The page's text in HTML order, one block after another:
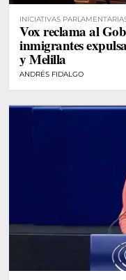
INICIATIVAS
Vox reclama al
inmigrantes
y Melilla
ANDRÉS FIDALGO